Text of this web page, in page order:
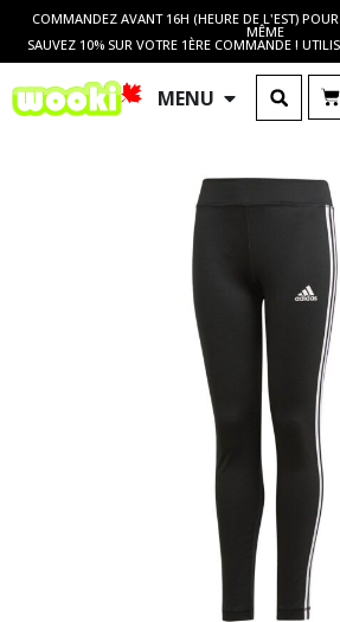
COMMANDEZ AVANT 16H (HEURE DE L'EST)
MÊME
SAUVEZ 10% SUR VOTRE 1ÈRE COMMANDE !
MENU